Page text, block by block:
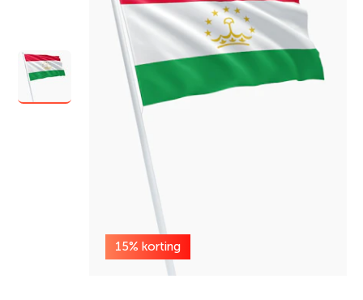
15% korting